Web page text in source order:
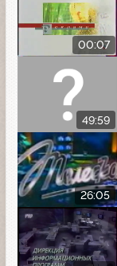
00:07
49:59
26:05